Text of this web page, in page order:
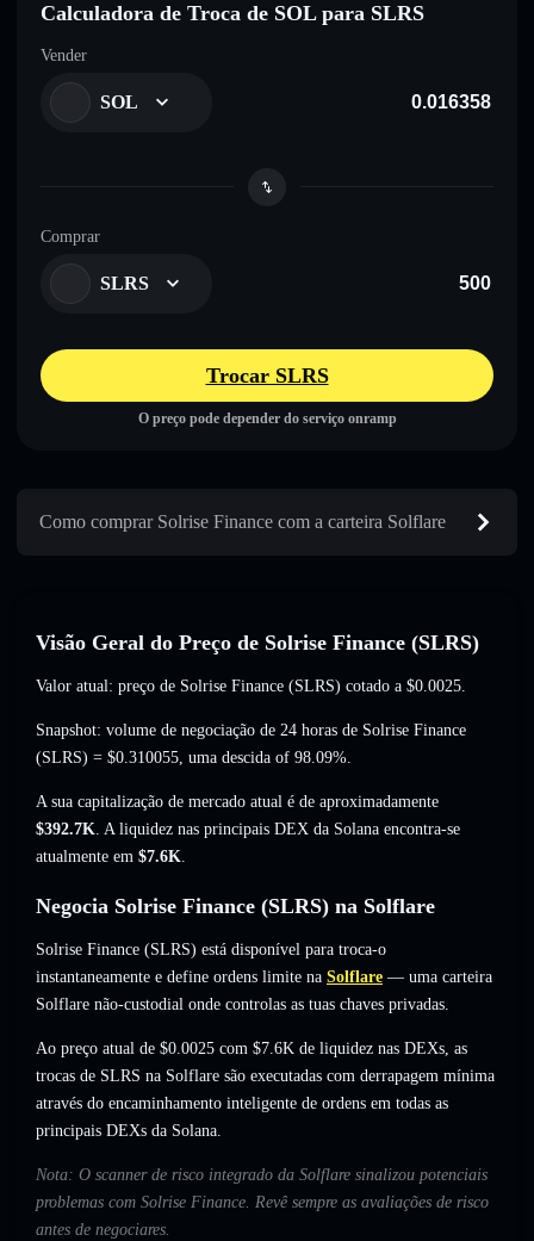
Calculadora de Troca de SOL para SLRS
Vender
SOL
Comprar
SLRS
Trocar SLRS
O preço pode depender do serviço onramp
Como comprar Solrise Finance com a carteira Solflare
Visão Geral do Preço de Solrise Finance (SLRS)
Valor atual: preço de Solrise Finance (SLRS) cotado a $0.0025.
Snapshot: volume de negociação de 24 horas de Solrise Finance
(SLRS) = $0.310055, uma descida of 98.09%.
A sua capitalização de mercado atual é de aproximadamente
$392.7K. A liquidez nas principais DEX da Solana encontra-se
atualmente em $7.6K.
Negocia Solrise Finance (SLRS) na Solflare
Solrise Finance (SLRS) está disponível para troca-o
instantaneamente e define ordens limite na Solflare — uma carteira
Solflare não-custodial onde controlas as tuas chaves privadas.
Ao preço atual de $0.0025 com $7.6K de liquidez nas DEXs, as
trocas de SLRS na Solflare são executadas com derrapagem mínima
através do encaminhamento inteligente de ordens em todas as
principais DEXs da Solana.
Nota: O scanner de risco integrado da Solflare sinalizou potenciais
problemas com Solrise Finance. Revê sempre as avaliações de risco
antes de negociares.